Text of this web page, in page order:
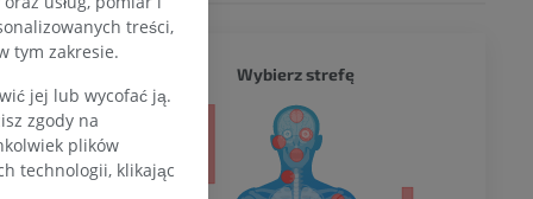
Ascending
& Wilkins,
Wybierz strefę
treści,
tym zakresie.
jej lub wycofać ją.
zgody na
plików
technologii, klikając